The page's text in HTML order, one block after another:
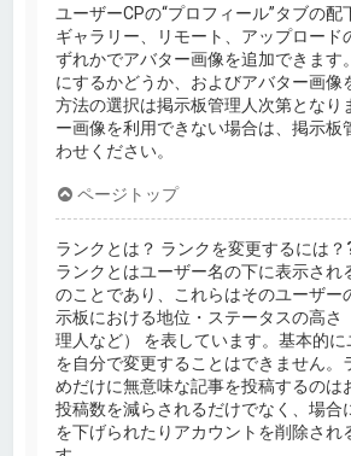
ユーザーCPの“プロフィール”タブの配
ギャラリー、リモート、アップロード
ずれかでアバター画像を追加できます
にするかどうか、およびアバター画像
方法の選択は掲示板管理人次第となり
ー画像を利用できない場合は、掲示板
わせください。
ページトップ
ランクとは？ ランクを変更するには？
ランクとはユーザー名の下に表示され
のことであり、これらはそのユーザー
示板における地位・ステータスの高さ
理人など） を表しています。基本的に
を自分で変更することはできません。
めだけに無意味な記事を投稿するのは
投稿数を減らされるだけでなく、場合
を下げられたりアカウントを削除され